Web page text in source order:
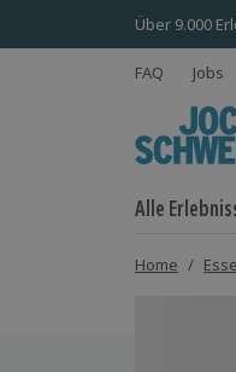
Über 9.000
FAQ Jobs
Alle
Home /